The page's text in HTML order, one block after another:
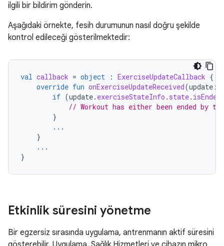
ilgili bir bildirim gönderin.
Aşağıdaki örnekte, fesih durumunun nasıl doğru şekilde
kontrol edileceği gösterilmektedir:
val callback = object : ExerciseUpdateCallback {
override fun onExerciseUpdateReceived(update :
if (update. exerciseStateInfo . state. isEnded
// Workout has either been ended by
}
...
}
...
}
Etkinlik süresini yönetme
Bir egzersiz sırasında uygulama, antrenmanın aktif süresini